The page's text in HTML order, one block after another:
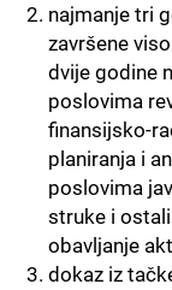
najmanje tri
završene
dvije godine
poslovima
finansijsko-
planiranja i
poslovima
struke i
obavljanje
dokaz iz